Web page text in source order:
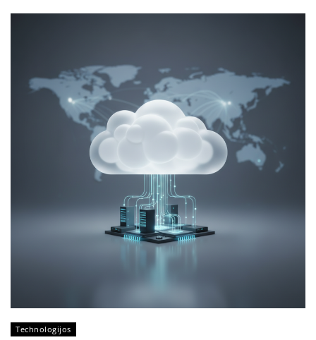
Technologijos